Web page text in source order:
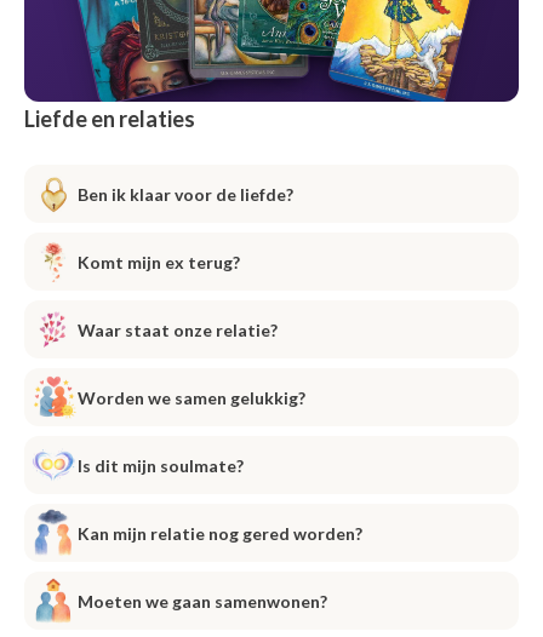
Liefde en relaties
Ben ik klaar voor de liefde?
Komt mijn ex terug?
Waar staat onze relatie?
Worden we samen gelukkig?
Is dit mijn soulmate?
Kan mijn relatie nog gered worden?
Moeten we gaan samenwonen?